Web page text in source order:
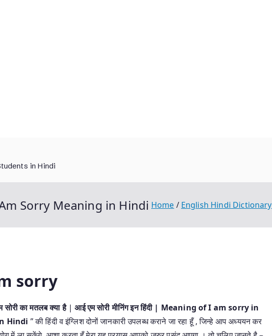
in Hindi
Am Sorry Meaning in Hindi Home English Hindi Dictionary
sorry
सोरी का मतलब क्या है|आई एम सोरी मीनिंग इन हिंदी | Meaning of I am sorry in
Hindi ” की हिंदी व इंग्लिश दोनों जानकारी उपलब्ध कराने जा रहा हूँ , जिन्हे आप अध्ययन कर